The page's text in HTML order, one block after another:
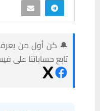
🔔 كن أول من يعرف
تابع حساباتنا على